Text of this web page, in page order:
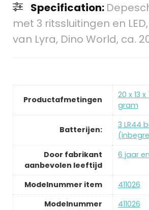
Specification:
met 3 ritssluitingen en
van Lyra, Dino World, ca.
Productafmetingen
‎20 x 13
gram
Batterijen:
‎3 LR44
Door fabrikant
aanbevolen leeftijd
‎6 jaar
Modelnummer item
‎411026
Modelnummer
‎411026